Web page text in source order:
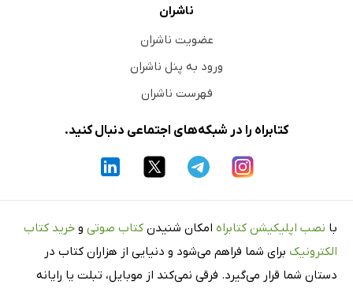
ناشران
عضویت ناشران
ورود به پنل ناشران
فهرست ناشران
کتابراه را در شبکه‌های اجتماعی دنبال کنید.
با نصب اپلیکیشن کتابراه امکان شنیدن کتاب صوتی و خرید کتاب
الکترونیک برای شما فراهم می‌شود و دنیایی از هزاران کتاب در
دستان شما قرار می‌گیرد. فرقی نمی‌کند از موبایل، تبلت یا رایانه